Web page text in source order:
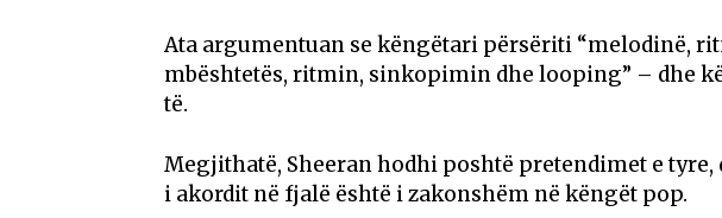
Ata argumentuan se këngëtari përsëriti “melodinë,
mbështetës, ritmin, sinkopimin dhe looping” – dhe
të.
Megjithatë, Sheeran hodhi poshtë pretendimet e
i akordit në fjalë është i zakonshëm në këngët pop.